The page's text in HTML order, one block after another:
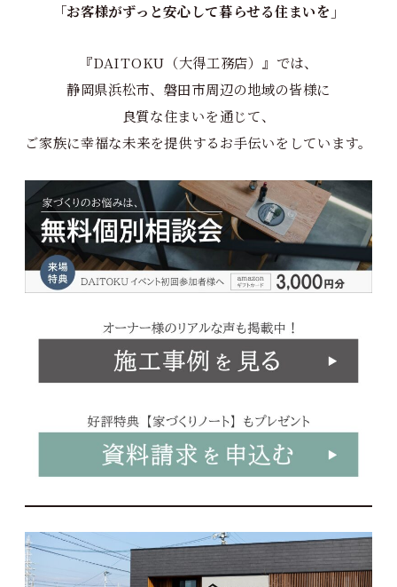
「お客様がずっと安心して暮らせる住まいを」
『DAITOKU（大得工務店）』では、
静岡県浜松市、磐田市周辺の地域の皆様に
良質な住まいを通じて、
ご家族に幸福な未来を提供するお手伝いをしています。